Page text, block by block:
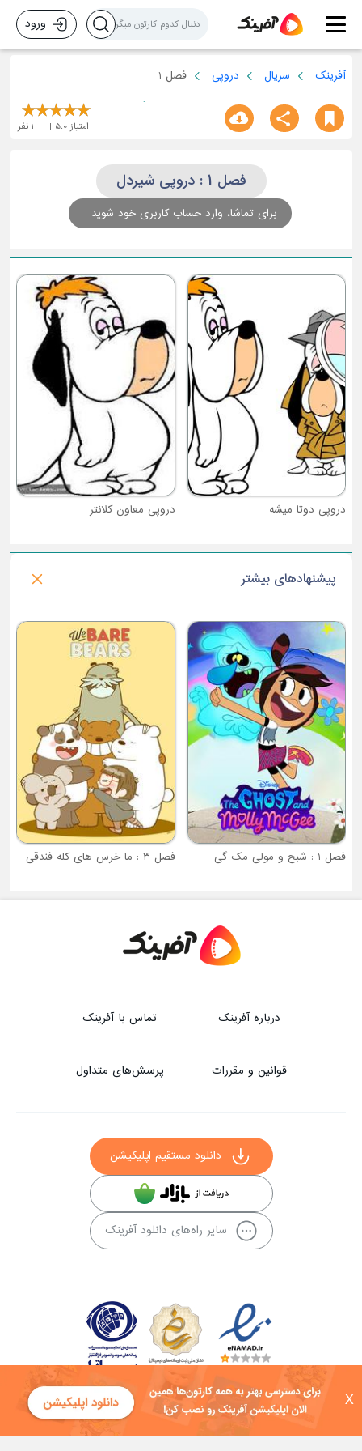
X
ورود
آفرینک سریال دروپی فصل 1
امتیاز 5.0
1 نفر
فصل 1 : دروپی شیردل
برای تماشا، وارد حساب کاربری خود شوید
میشه دروپی معاون کلانتر
دروپی
پیشنهادهای بیشتر
فصل 1 : شبح و مولی مک گی فصل ۳ : ما خرس های کله فندقی
درباره آفرینک تماس با آفرینک
قوانین و مقررات پرسش‌های متداول
دانلود مستقیم اپلیکیشن
سایر راه‌های دانلود آفرینک
کلیه حقوق این سایت به شرکت توسعه فناوی هفت آسمان توکان تعلق دارد و